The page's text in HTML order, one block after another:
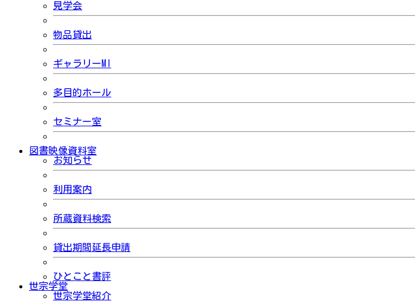
見学会
物品貸出
ギャラリーMI
多目的ホール
セミナー室
図書映像資料室
お知らせ
利用案内
所蔵資料検索
貸出期間延長申請
ひとこと書評
世宗学堂
世宗学堂紹介